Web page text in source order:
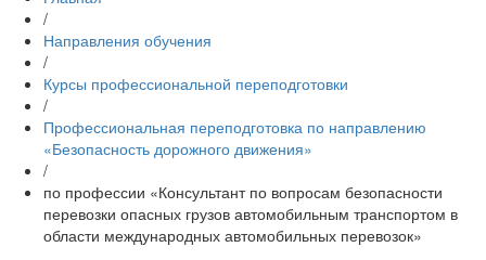
/
Направления обучения
/
Курсы профессиональной переподготовки
/
Профессиональная переподготовка по направлению
«Безопасность дорожного движения»
/
по профессии «Консультант по вопросам безопасности
перевозки опасных грузов автомобильным транспортом в
области международных автомобильных перевозок»